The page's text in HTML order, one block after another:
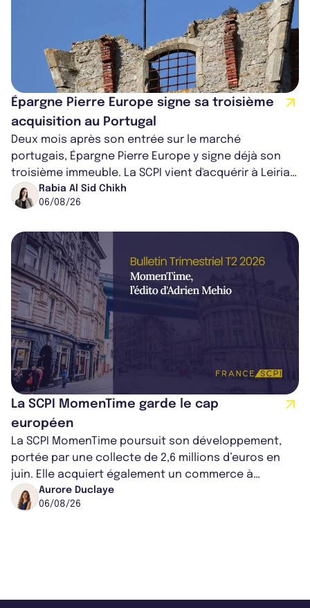
Épargne Pierre Europe signe sa troisième
acquisition au Portugal
Deux mois après son entrée sur le marché
portugais, Épargne Pierre Europe y signe déjà son
troisième immeuble. La SCPI vient d'acquérir à Leiria,
dans le centre du pays, un établis...
Rabia Al Sid Chikh
06/08/26
La SCPI MomenTime garde le cap
européen
La SCPI MomenTime poursuit son développement,
portée par une collecte de 2,6 millions d’euros en
juin. Elle acquiert également un commerce à
Worcester, place une plateforme logisti...
Aurore Duclaye
06/08/26